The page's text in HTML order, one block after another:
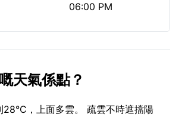
06:00 PM
天氣係點？
28°C，上面多雲。 疏雲不時遮擋陽